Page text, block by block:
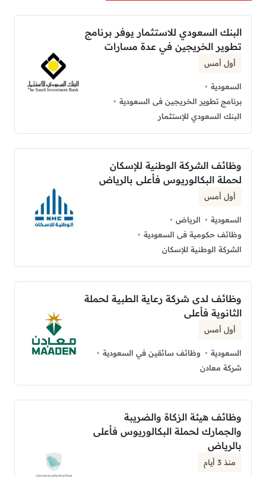
البنك السعودي للاستثمار يوفر برنامج
تطوير الخريجين في عدة مسارات
أول أمس
السعودية
برنامج تطوير الخريجين فى السعودية
البنك السعودي للإستثمار
وظائف الشركة الوطنية للإسكان
لحملة البكالوريوس فأعلى بالرياض
أول أمس
السعودية
الرياض
وظائف حكومية فى السعودية
الشركة الوطنية للإسكان
وظائف لدى شركة رعاية الطبية لحملة
الثانوية فأعلى
أول أمس
السعودية
وظائف سائقين في السعودية
شركة معادن
وظائف هيئة الزكاة والضريبة
والجمارك لحملة البكالوريوس فأعلى
بالرياض
منذ 3 أيام